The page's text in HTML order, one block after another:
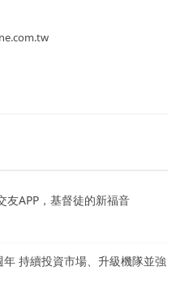
友APP，基督徒的新福音
持續投資市場、升級機隊並強